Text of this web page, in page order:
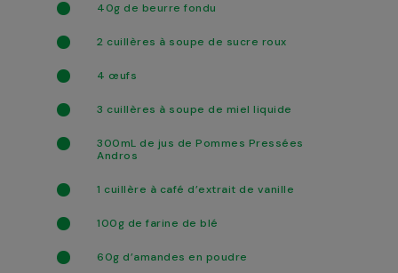
40g de beurre fondu
2 cuillères à soupe de sucre roux
4 œufs
3 cuillères à soupe de miel liquide
300mL de jus de Pommes Pressées
Andros
1 cuillère à café d’extrait de vanille
100g de farine de blé
60g d’amandes en poudre